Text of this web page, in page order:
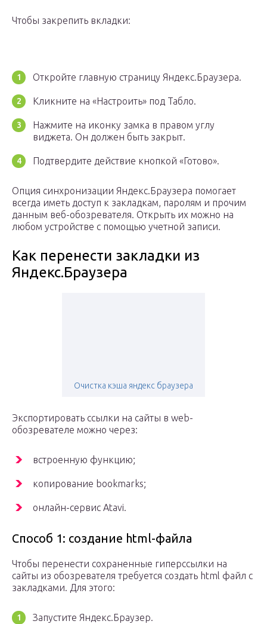
Чтобы закрепить вкладки:
Откройте главную страницу Яндекс.Браузера.
Кликните на «Настроить» под Табло.
Нажмите на иконку замка в правом углу
виджета. Он должен быть закрыт.
Подтвердите действие кнопкой «Готово».
Опция синхронизации Яндекс.Браузера помогает
всегда иметь доступ к закладкам, паролям и прочим
данным веб-обозревателя. Открыть их можно на
любом устройстве с помощью учетной записи.
Как перенести закладки из
Яндекс.Браузера
Очистка кэша яндекс браузера
Экспортировать ссылки на сайты в web-
обозревателе можно через:
встроенную функцию;
копирование bookmarks;
онлайн-сервис Atavi.
Способ 1: создание html-файла
Чтобы перенести сохраненные гиперссылки на
сайты из обозревателя требуется создать html файл с
закладками. Для этого:
Запустите Яндекс.Браузер.